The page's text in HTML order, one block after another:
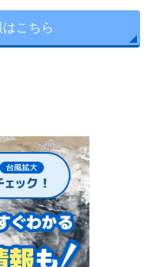
こちら